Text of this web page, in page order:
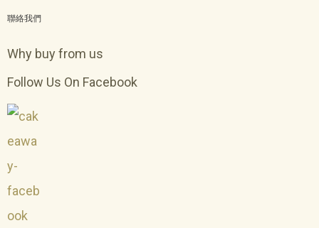
聯絡我們
Why buy from us
Follow Us On Facebook